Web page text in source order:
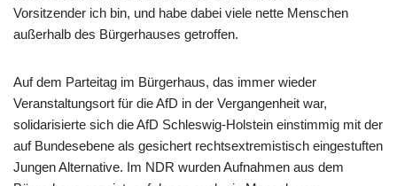
Vorsitzender ich bin, und habe dabei viele nette Menschen
außerhalb des Bürgerhauses getroffen.
Auf dem Parteitag im Bürgerhaus, das immer wieder
Veranstaltungsort für die AfD in der Vergangenheit war,
solidarisierte sich die AfD Schleswig-Holstein einstimmig mit der
auf Bundesebene als gesichert rechtsextremistisch eingestuften
Jungen Alternative. Im NDR wurden Aufnahmen aus dem